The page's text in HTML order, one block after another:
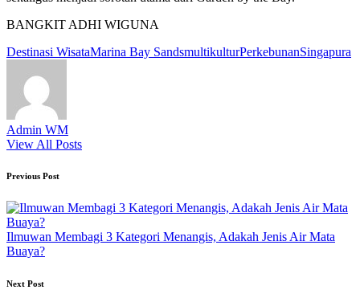
BANGKIT ADHI WIGUNA
Tags:
Destinasi WisataMarina Bay SandsmultikulturPerkebunanSingapura
Admin WM
View All Posts
Post
navigation
Previous Post
Ilmuwan Membagi 3 Kategori Menangis, Adakah Jenis Air Mata
Buaya?
Next Post